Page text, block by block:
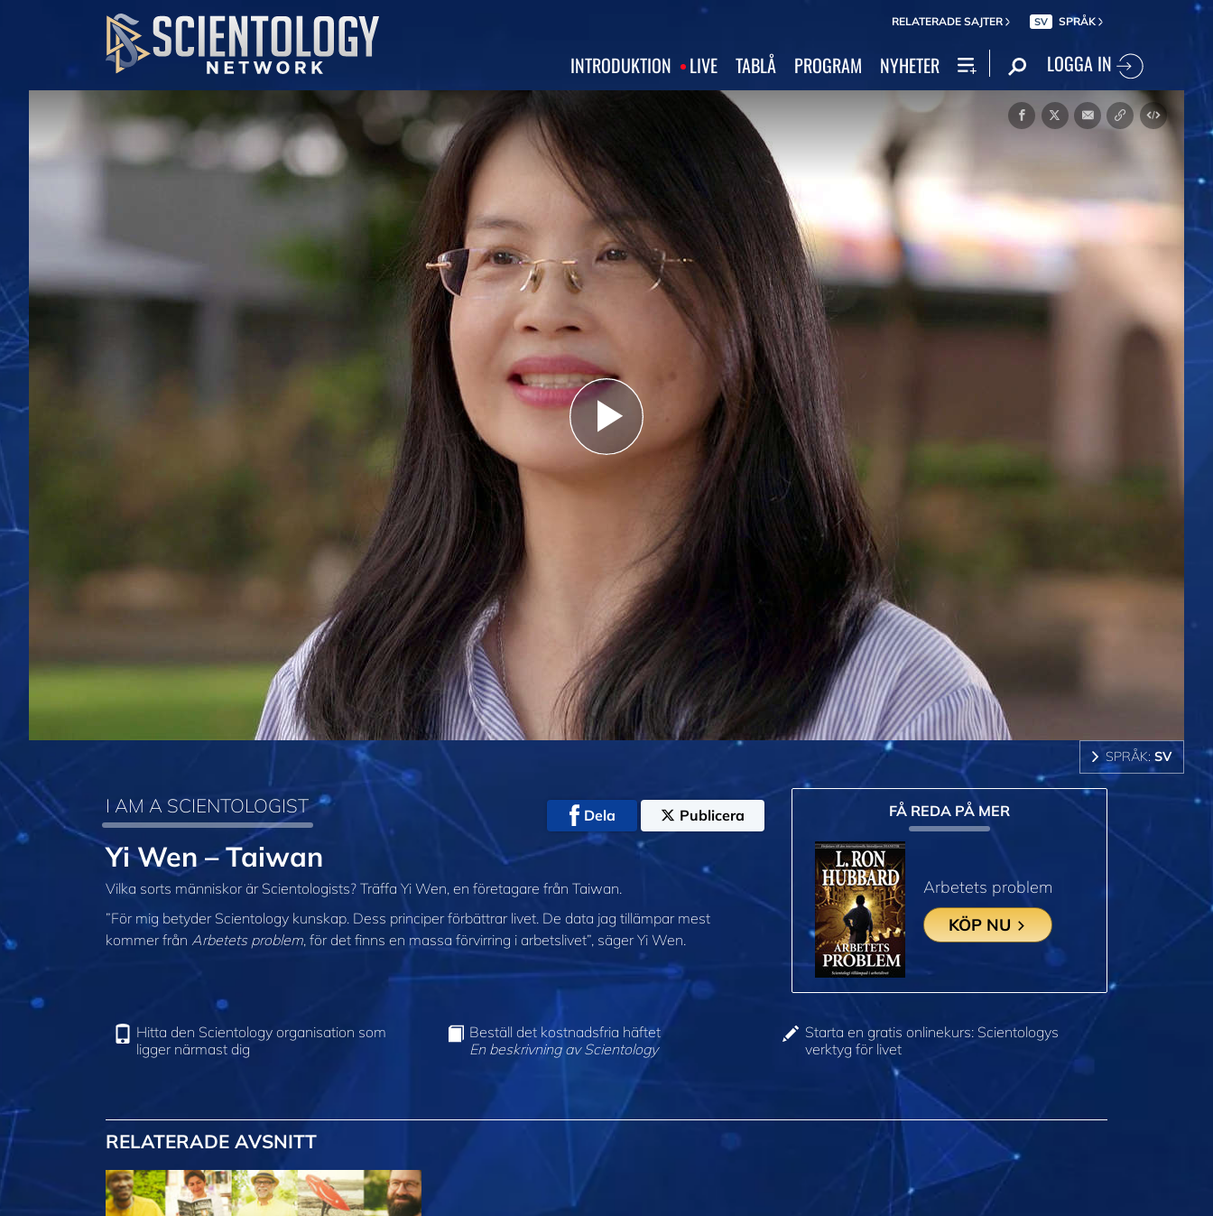
RELATERADE SAJTER SV SPRÅK
INTRODUKTION LIVE TABLÅ PROGRAM NYHETER LOGGA IN
Play
Video
SPRÅK: SV
I AM A SCIENTOLOGIST Dela Publicera
Yi Wen – Taiwan
Vilka sorts människor är Scientologists? Träffa Yi Wen, en företagare från Taiwan.
”För mig betyder Scientology kunskap. Dess principer förbättrar livet. De data jag tillämpar mest
kommer från Arbetets problem, för det finns en massa förvirring i arbetslivet”, säger Yi Wen.
FÅ REDA PÅ MER
Arbetets problem
KÖP NU
Hitta den Scientology organisation som
ligger närmast dig
Beställ det kostnadsfria häftet
En beskrivning av Scientology
Starta en gratis onlinekurs: Scientologys
verktyg för livet
RELATERADE AVSNITT